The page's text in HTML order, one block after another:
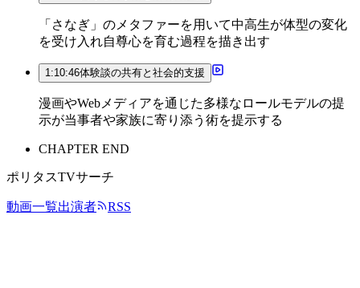
「さなぎ」のメタファーを用いて中高生が体型の変化
を受け入れ自尊心を育む過程を描き出す
1:10:46体験談の共有と社会的支援
漫画やWebメディアを通じた多様なロールモデルの提
示が当事者や家族に寄り添う術を提示する
CHAPTER END
ポリタスTVサーチ
動画一覧出演者 RSS